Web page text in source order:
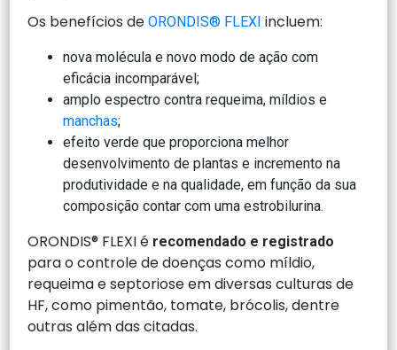
Os benefícios deORONDIS® FLEXI incluem:
nova molécula e novo modo de ação com
eficácia incomparável;
amplo espectro contra requeima, míldios e
manchas;
efeito verde que proporciona melhor
desenvolvimento de plantas e incremento na
produtividade e na qualidade, em função da sua
composição contar com uma estrobilurina.
ORONDIS® FLEXI é recomendado e registrado
para o controle de doenças como míldio,
requeima e septoriose em diversas culturas de
HF, como pimentão, tomate, brócolis, dentre
outras além das citadas.